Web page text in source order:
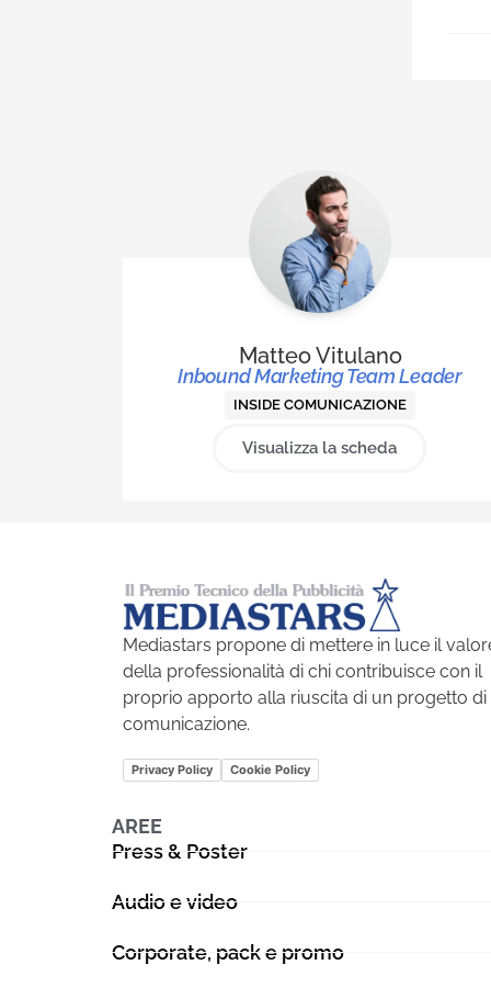
Matteo Vitulano
Inbound Marketing Team Leader
INSIDE COMUNICAZIONE
Visualizza la scheda
Mediastars propone di mettere in luce il
della professionalità di chi contribuisce con il
proprio apporto alla riuscita di un progetto di
comunicazione.
Privacy Policy Cookie Policy
AREE
Press & Poster
Audio e video
Corporate, pack e promo